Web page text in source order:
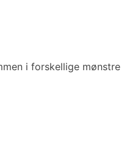
i forskellige mønstre